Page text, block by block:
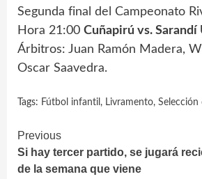
Segunda final del Campeonato
Hora 21:00 Cuñapirú vs.
Árbitros: Juan Ramón Madera,
Oscar Saavedra.
Tags: Fútbol infantil , Livramento, Selección
Continue
Reading
Previous
Si hay tercer partido, se jugará
de la semana que viene